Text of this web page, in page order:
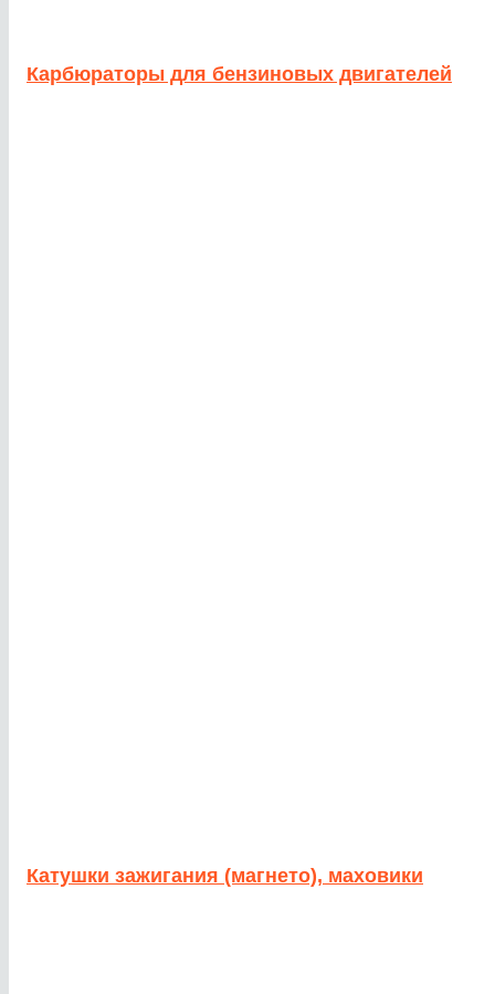
Карбюраторы для бензиновых двигателей
Катушки зажигания (магнето), маховики